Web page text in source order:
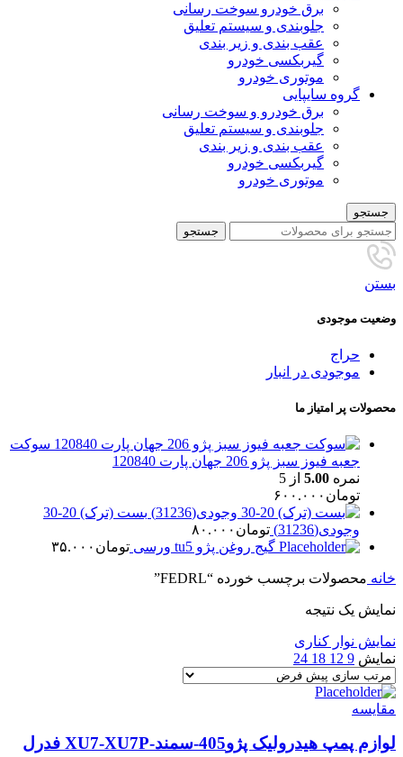
برق خودرو سوخت رسانی
جلوبندی و سیستم تعلیق
عقب بندی و زیر بندی
گیربکسی خودرو
موتوری خودرو
گروه سایپایی
برق خودرو و سوخت رسانی
جلوبندی و سیستم تعلیق
عقب بندی و زیر بندی
گیربکسی خودرو
موتوری خودرو
جستجو
جستجو
بستن
وضعیت موجودی
حراج
موجودی در انبار
محصولات پر امتیاز ما
سوکت
جعبه فیوز سبز پژو 206 جهان پارت 120840
نمره 5.00 از 5
تومان ۶۰۰.۰۰۰
بست (ترک) 20-30
وجودی(31236)
تومان ۸۰.۰۰۰
گیج روغن پژو tu5 ورسی
تومان ۳۵.۰۰۰
خانه محصولات برچسب خورده “FEDRL”
نمایش یک نتیجه
نمایش نوار کناری
نمایش 9
12
18
24
مقایسه
لوازم پمپ هیدرولیک پژو405-سمند-XU7-XU7P فدرل